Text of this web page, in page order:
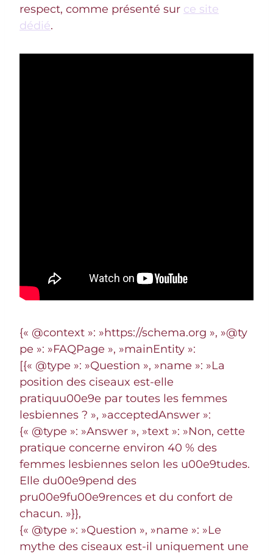
respect, comme présenté sur ce site
dédié.
{« @context »: »https://schema.org », »@ty
pe »: »FAQPage », »mainEntity »:
[{« @type »: »Question », »name »: »La
position des ciseaux est-elle
pratiquu00e9e par toutes les femmes
lesbiennes ? », »acceptedAnswer »:
{« @type »: »Answer », »text »: »Non, cette
pratique concerne environ 40 % des
femmes lesbiennes selon les u00e9tudes.
Elle du00e9pend des
pru00e9fu00e9rences et du confort de
chacun. »}},
{« @type »: »Question », »name »: »Le
mythe des ciseaux est-il uniquement une